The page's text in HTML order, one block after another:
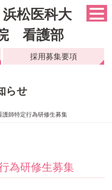
採用募集要項
護師特定行為研修生募集
為研修生募集